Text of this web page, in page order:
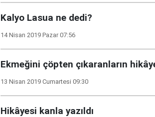
Kalyo Lasua ne dedi?
14 Nisan 2019 Pazar 07:56
Ekmeğini çöpten çıkaranların
13 Nisan 2019 Cumartesi 09:30
Hikâyesi kanla yazıldı